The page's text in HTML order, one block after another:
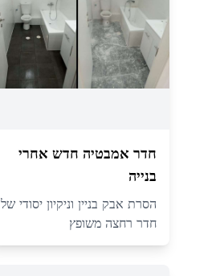
חדר אמבטיה חדש אחרי
בנייה
הסרת אבק בניין וניקיון יסודי של
חדר רחצה משופץ